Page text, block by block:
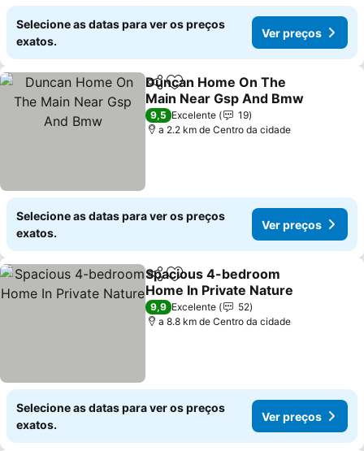
Selecione as datas para ver os preços
exatos.
Ver preços
PartilharAdicionar aos favoritos
Duncan Home On The
Main Near Gsp And Bmw
9,5 Excelente
19
a 2.2 km de Centro da cidade
Selecione as datas para ver os preços
exatos.
Ver preços
PartilharAdicionar aos favoritos
Spacious 4-bedroom
Home In Private Nature
9,9 Excelente
52
a 8.8 km de Centro da cidade
Selecione as datas para ver os preços
exatos.
Ver preços